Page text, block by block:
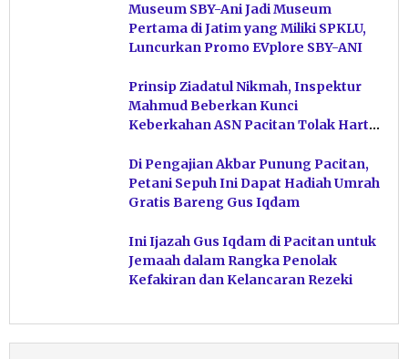
Museum SBY-Ani Jadi Museum
Pertama di Jatim yang Miliki SPKLU,
Luncurkan Promo EVplore SBY-ANI
Prinsip Ziadatul Nikmah, Inspektur
Mahmud Beberkan Kunci
Keberkahan ASN Pacitan Tolak Harta
Di Pengajian Akbar Punung Pacitan,
Petani Sepuh Ini Dapat Hadiah Umrah
Gratis Bareng Gus Iqdam
Ini Ijazah Gus Iqdam di Pacitan untuk
Jemaah dalam Rangka Penolak
Kefakiran dan Kelancaran Rezeki